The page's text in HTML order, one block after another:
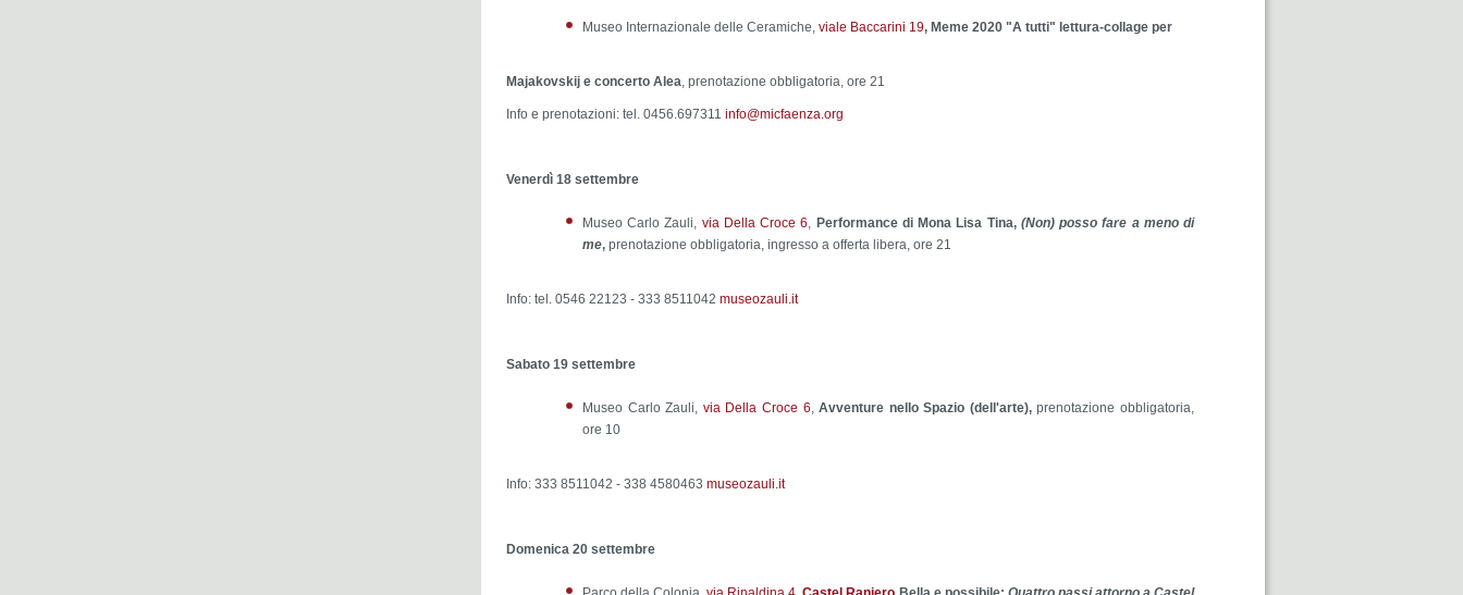
Museo Internazionale delle Ceramiche, viale Baccarini 19, Meme 2020 "A tutti" lettura-collage per
Majakovskij e concerto Alea, prenotazione obbligatoria, ore 21
Info e prenotazioni: tel. 0456.697311 info@micfaenza.org
Venerdì 18 settembre
Museo Carlo Zauli, via Della Croce 6, Performance di Mona Lisa Tina, (Non) posso fare a meno di
me, prenotazione obbligatoria, ingresso a offerta libera, ore 21
Info: tel. 0546 22123 - 333 8511042 museozauli.it
Sabato 19 settembre
Museo Carlo Zauli, via Della Croce 6,Avventure nello Spazio (dell'arte), prenotazione obbligatoria,
ore 10
Info: 333 8511042 - 338 4580463 museozauli.it
Domenica 20 settembre